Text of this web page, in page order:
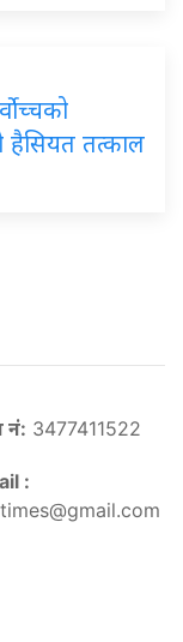
हैसियत तत्काल
नं: 3477411522
: